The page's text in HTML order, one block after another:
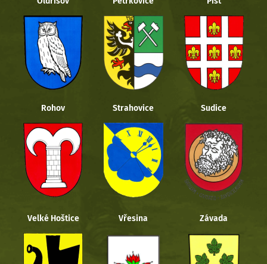
Rohov Strahovice Sudice
Velké Hoštice Vřesina Závada